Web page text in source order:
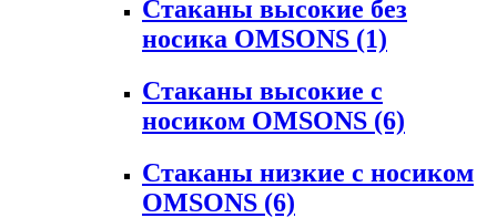
Стаканы высокие без
носика OMSONS (1)
Стаканы высокие с
носиком OMSONS (6)
Стаканы низкие с носиком
OMSONS (6)